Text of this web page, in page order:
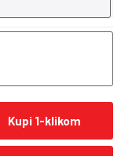
Kupi 1-klikom